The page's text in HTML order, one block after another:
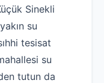
Sinekli
su
tesisat
su
tutun da